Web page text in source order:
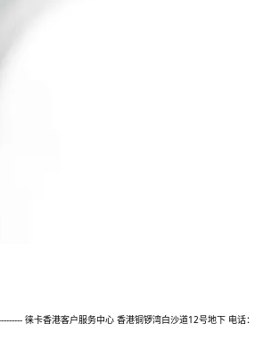
徕卡香港客户服务中心 香港铜锣湾白沙道12号地下 电